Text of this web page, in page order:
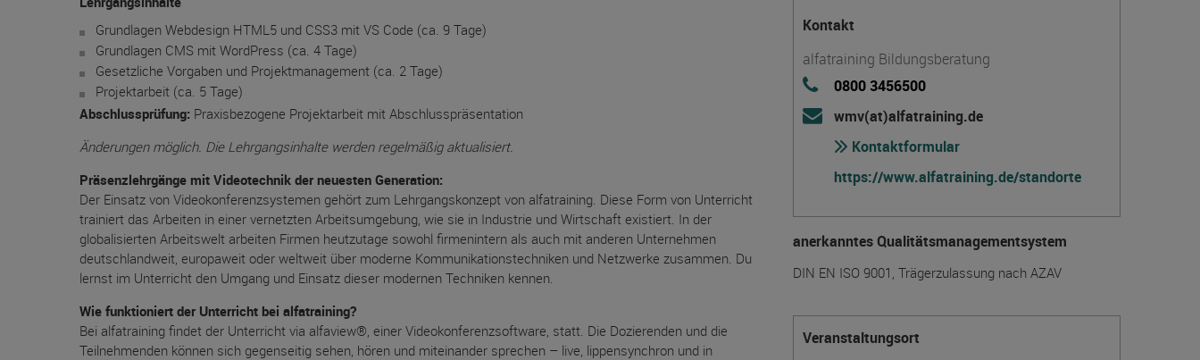
Grundlagen Webdesign HTML5 und CSS3 mit VS Code (ca. 9 Tage)
Grundlagen CMS mit WordPress (ca. 4 Tage)
Gesetzliche Vorgaben und Projektmanagement (ca. 2 Tage)
Projektarbeit (ca. 5 Tage)
Abschlussprüfung: Praxisbezogene Projektarbeit mit Abschlusspräsentation
Änderungen möglich. Die Lehrgangsinhalte werden regelmäßig aktualisiert.
Präsenzlehrgänge mit Videotechnik der neuesten Generation:
Der Einsatz von Videokonferenzsystemen gehört zum Lehrgangskonzept von alfatraining. Diese Form von Unterricht
trainiert das Arbeiten in einer vernetzten Arbeitsumgebung, wie sie in Industrie und Wirtschaft existiert. In der
globalisierten Arbeitswelt arbeiten Firmen heutzutage sowohl firmenintern als auch mit anderen Unternehmen
deutschlandweit, europaweit oder weltweit über moderne Kommunikationstechniken und Netzwerke zusammen. Du
lernst im Unterricht den Umgang und Einsatz dieser modernen Techniken kennen.
Wie funktioniert der Unterricht bei alfatraining?
Bei alfatraining findet der Unterricht via alfaview®, einer Videokonferenzsoftware, statt. Die Dozierenden und die
Teilnehmenden können sich gegenseitig sehen, hören und miteinander sprechen – live, lippensynchron und in
Kontakt
alfatraining Bildungsberatung
0800 3456500
wmv(at)alfatraining.de
Kontaktformular
https://www.alfatraining.de/standorte
anerkanntes Qualitätsmanagementsystem
DIN EN ISO 9001, Trägerzulassung nach AZAV
Veranstaltungsort